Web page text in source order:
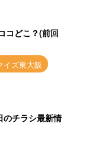
コどこ？(前回
イズ東大阪
チラシ最新情